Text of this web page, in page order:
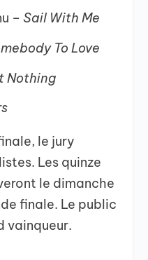
– Sail With Me
To Love
Nothing
le jury
Les quinze
le dimanche
finale. Le public
vainqueur.